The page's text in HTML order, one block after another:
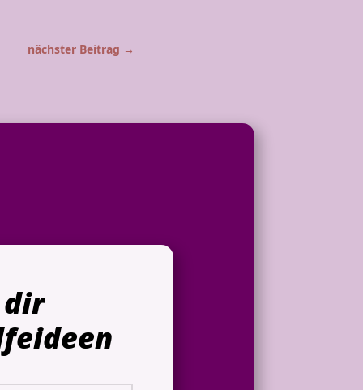
nächster Beitrag →
dir